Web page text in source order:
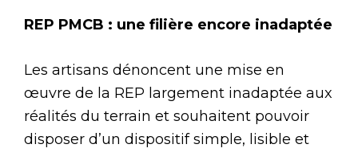
REP PMCB : une filière encore inadaptée
Les artisans dénoncent une mise en
œuvre de la REP largement inadaptée aux
réalités du terrain et souhaitent pouvoir
disposer d’un dispositif simple, lisible et